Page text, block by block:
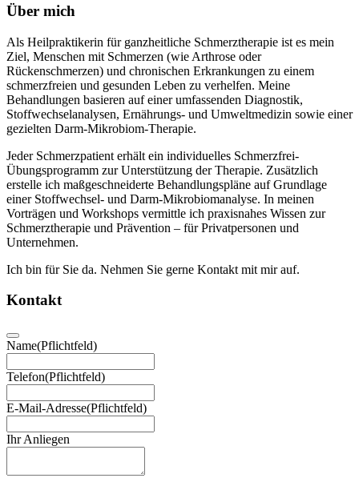
Über mich
Als Heilpraktikerin für ganzheitliche Schmerztherapie ist es mein
Ziel, Menschen mit Schmerzen (wie Arthrose oder
Rückenschmerzen) und chronischen Erkrankungen zu einem
schmerzfreien und gesunden Leben zu verhelfen. Meine
Behandlungen basieren auf einer umfassenden Diagnostik,
Stoffwechselanalysen, Ernährungs- und Umweltmedizin sowie einer
gezielten Darm-Mikrobiom-Therapie.
Jeder Schmerzpatient erhält ein individuelles Schmerzfrei-
Übungsprogramm zur Unterstützung der Therapie. Zusätzlich
erstelle ich maßgeschneiderte Behandlungspläne auf Grundlage
einer Stoffwechsel- und Darm-Mikrobiomanalyse. In meinen
Vorträgen und Workshops vermittle ich praxisnahes Wissen zur
Schmerztherapie und Prävention – für Privatpersonen und
Unternehmen.
Ich bin für Sie da. Nehmen Sie gerne Kontakt mit mir auf.
Kontakt
Name(Pflichtfeld)
Telefon(Pflichtfeld)
E-Mail-Adresse(Pflichtfeld)
Ihr Anliegen